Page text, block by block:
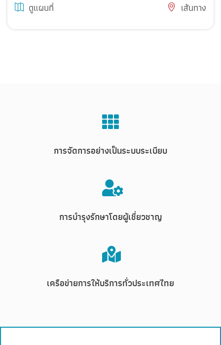
ดูแผนที่ เส้นทาง
การจัดการอย่างเป็นระบบระเบียบ
การบำรุงรักษาโดยผู้เชี่ยวชาญ
เครือข่ายการให้บริการทั่วประเทศไทย